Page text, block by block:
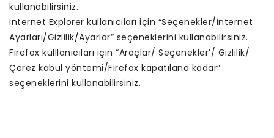
kullanabilirsiniz.
Internet Explorer kullanıcıları için “Seçenekler/İnternet
Ayarları/Gizlilik/Ayarlar” seçeneklerini kullanabilirsiniz.
Firefox kulllanıcıları için “Araçlar/ Seçenekler’/ Gizlilik/
Çerez kabul yöntemi/Firefox kapatılana kadar”
seçeneklerini kullanabilirsiniz.